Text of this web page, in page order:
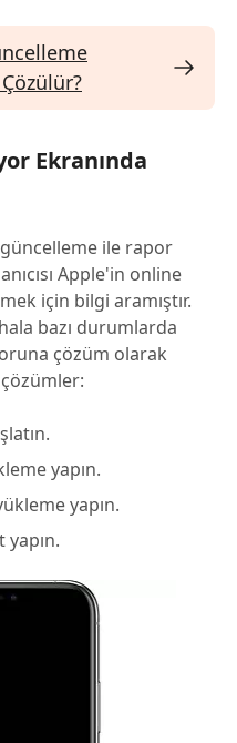
Ekranında
ile rapor
Apple'in online
için bilgi aramıştır.
bazı durumlarda
çözüm olarak
yapın.
yapın.